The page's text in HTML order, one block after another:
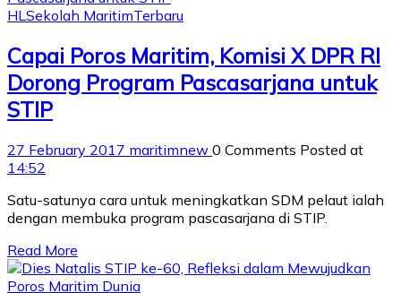
HLSekolah MaritimTerbaru
Capai Poros Maritim, Komisi X DPR RI
Dorong Program Pascasarjana untuk
STIP
27 February 2017 maritimnew 0 Comments Posted at
14:52
Satu-satunya cara untuk meningkatkan SDM pelaut ialah
dengan membuka program pascasarjana di STIP.
Read More